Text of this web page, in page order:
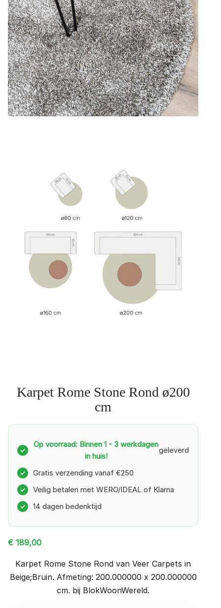
Karpet Rome Stone Rond ø200
cm
✓
Op voorraad: Binnen 1 - 3 werkdagen
in huis!
geleverd
✓ Gratis verzending vanaf €250
✓ Veilig betalen met WERO/IDEAL of Klarna
✓ 14 dagen bedenktijd
€ 189,00
Karpet Rome Stone Rond van Veer Carpets in
Beige;Bruin. Afmeting: 200.000000 x 200.000000
cm. bij BlokWoonWereld.